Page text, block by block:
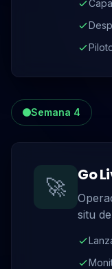
Semana 4
🚀 Go
situ